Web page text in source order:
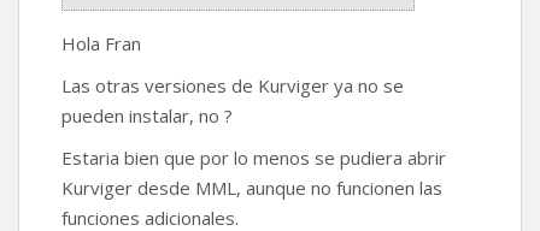
Hola Fran
Las otras versiones de Kurviger ya no se
pueden instalar, no ?
Estaria bien que por lo menos se pudiera abrir
Kurviger desde MML, aunque no funcionen las
funciones adicionales.